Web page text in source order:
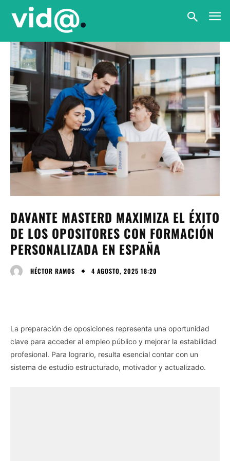
DAVANTE MASTERD MAXIMIZA EL ÉXITO
DE LOS OPOSITORES CON FORMACIÓN
PERSONALIZADA EN ESPAÑA
HÉCTOR RAMOS 4 AGOSTO, 2025 18:20
La preparación de oposiciones representa una oportunidad
clave para acceder al empleo público y mejorar la estabilidad
profesional. Para lograrlo, resulta esencial contar con un
sistema de estudio estructurado, motivador y actualizado.